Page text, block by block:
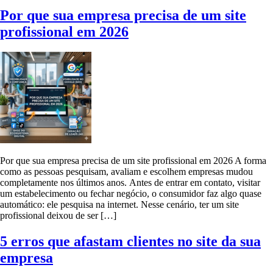
Por que sua empresa precisa de um site
profissional em 2026
Por que sua empresa precisa de um site profissional em 2026 A forma
como as pessoas pesquisam, avaliam e escolhem empresas mudou
completamente nos últimos anos. Antes de entrar em contato, visitar
um estabelecimento ou fechar negócio, o consumidor faz algo quase
automático: ele pesquisa na internet. Nesse cenário, ter um site
profissional deixou de ser […]
5 erros que afastam clientes no site da sua
empresa